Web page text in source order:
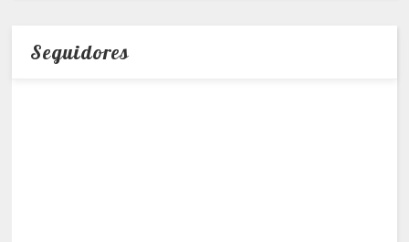
Seguidores